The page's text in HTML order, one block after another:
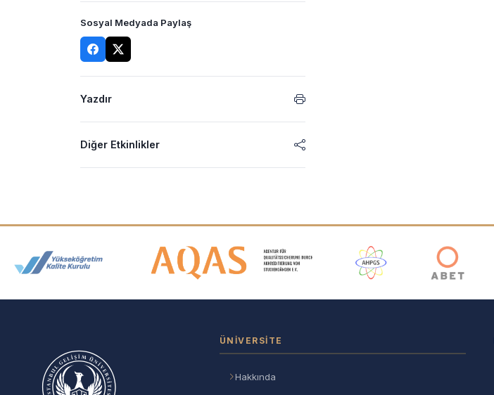
Sosyal Medyada Paylaş
Yazdır
Diğer Etkinlikler
Akreditasyon ve Üyelik Logoları
ÜNIVERSITE
Hakkında